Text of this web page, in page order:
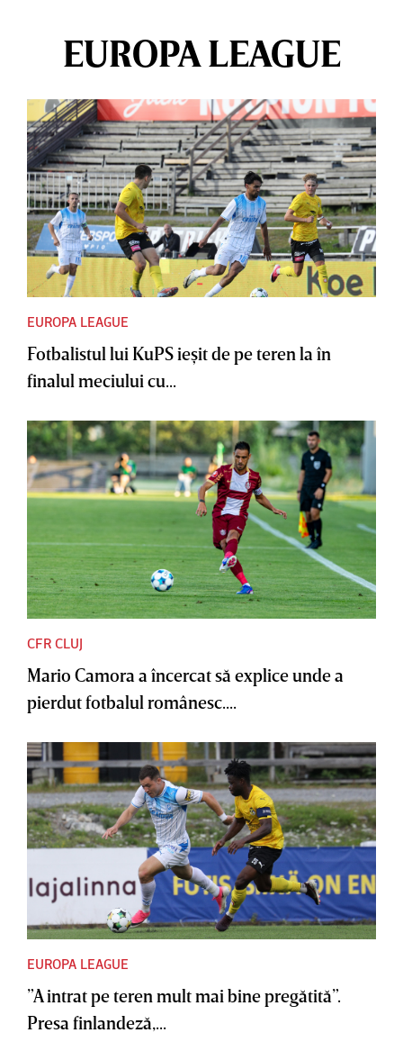
EUROPA LEAGUE
EUROPA LEAGUE
Fotbalistul lui KuPS ieşit de pe teren la în
finalul meciului cu...
CFR CLUJ
Mario Camora a încercat să explice unde a
pierdut fotbalul românesc....
EUROPA LEAGUE
”A intrat pe teren mult mai bine pregătită”.
Presa finlandeză,...